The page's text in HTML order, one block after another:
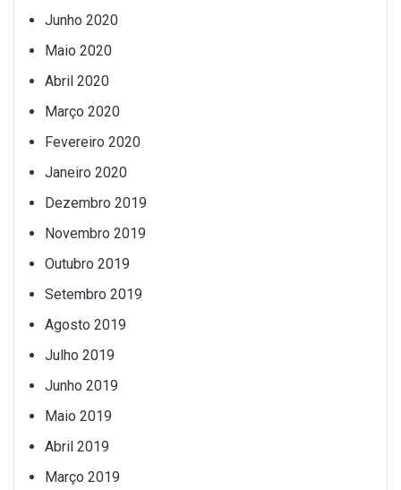
Junho 2020
Maio 2020
Abril 2020
Março 2020
Fevereiro 2020
Janeiro 2020
Dezembro 2019
Novembro 2019
Outubro 2019
Setembro 2019
Agosto 2019
Julho 2019
Junho 2019
Maio 2019
Abril 2019
Março 2019